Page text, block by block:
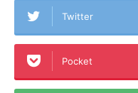
Twitter
Pocket